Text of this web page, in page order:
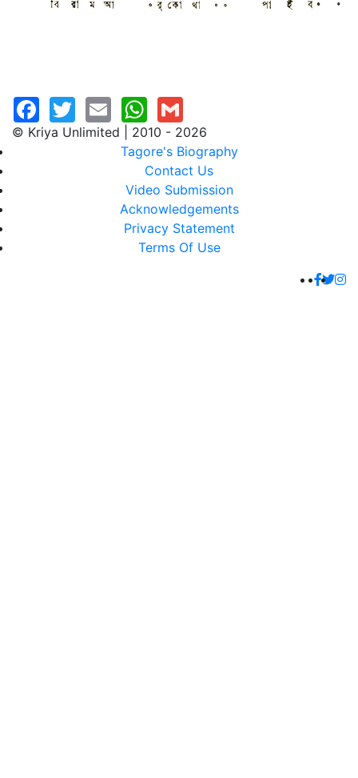
© Kriya Unlimited | 2010 - 2026
Tagore's Biography
Contact Us
Video Submission
Acknowledgements
Privacy Statement
Terms Of Use